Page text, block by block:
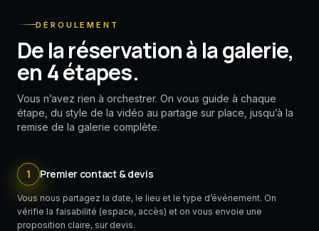
DÉROULEMENT
De la réservation à la galerie,
en 4 étapes.
Vous n’avez rien à orchestrer. On vous guide à chaque
étape, du style de la vidéo au partage sur place, jusqu’à la
remise de la galerie complète.
1 Premier contact & devis
Vous nous partagez la date, le lieu et le type d’événement. On
vérifie la faisabilité (espace, accès) et on vous envoie une
proposition claire, sur devis.